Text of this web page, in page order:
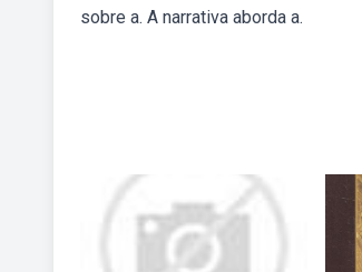
sobre a. A narrativa aborda a.